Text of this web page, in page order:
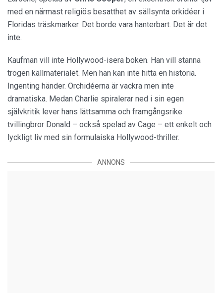
med en närmast religiös besatthet av sällsynta orkidéer i
Floridas träskmarker. Det borde vara hanterbart. Det är det
inte.
Kaufman vill inte Hollywood-isera boken. Han vill stanna
trogen källmaterialet. Men han kan inte hitta en historia.
Ingenting händer. Orchidéerna är vackra men inte
dramatiska. Medan Charlie spiralerar ned i sin egen
självkritik lever hans lättsamma och framgångsrike
tvillingbror Donald – också spelad av Cage – ett enkelt och
lyckligt liv med sin formulaiska Hollywood-thriller.
ANNONS